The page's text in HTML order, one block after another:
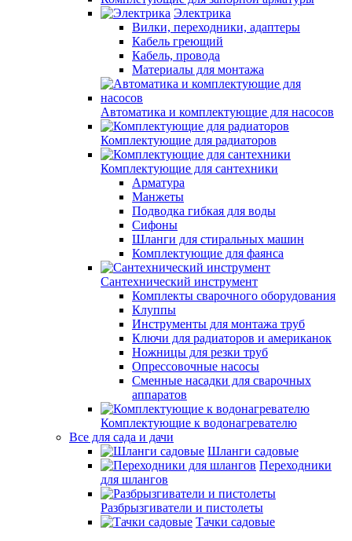
Электрика
Вилки, переходники, адаптеры
Кабель греющий
Кабель, провода
Материалы для монтажа
Автоматика и комплектующие для насосов
Комплектующие для радиаторов
Комплектующие для сантехники
Арматура
Манжеты
Подводка гибкая для воды
Сифоны
Шланги для стиральных машин
Комплектующие для фаянса
Сантехнический инструмент
Комплекты сварочного оборудования
Клуппы
Инструменты для монтажа труб
Ключи для радиаторов и американок
Ножницы для резки труб
Опрессовочные насосы
Сменные насадки для сварочных
аппаратов
Комплектующие к водонагревателю
Все для сада и дачи
Шланги садовые
Переходники
для шлангов
Разбрызгиватели и пистолеты
Тачки садовые